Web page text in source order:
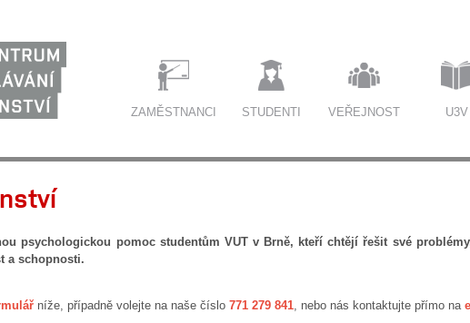
ZAMĚSTNANCI STUDENTI VEŘEJNOST U3V
psychologickou pomoc studentům VUT v Brně, kteří chtějí řešit své
a schopnosti.
níže, případně volejte na naše číslo 771 279 841 , nebo nás kontaktujte přímo na